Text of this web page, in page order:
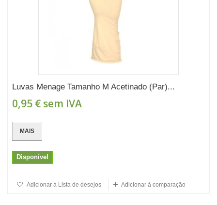
Luvas Menage Tamanho M Acetinado (Par)...
0,95 € sem IVA
MAIS
Disponível
Adicionar à Lista de desejos Adicionar à comparação